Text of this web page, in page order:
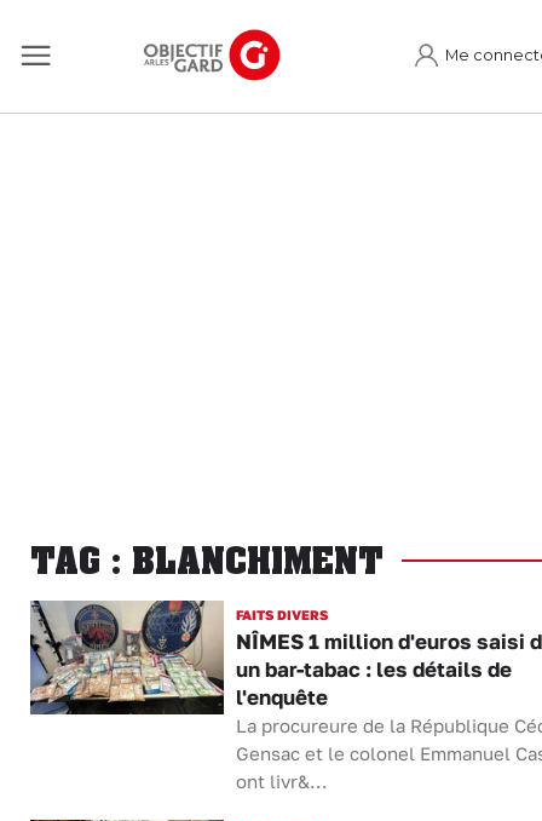
Me
TAG : BLANCHIMENT
FAITS DIVERS
NÎMES 1 million d'euros saisi
un bar-tabac : les détails de
l'enquête
La procureure de la République
Gensac et le colonel Emmanuel
ont livr&...